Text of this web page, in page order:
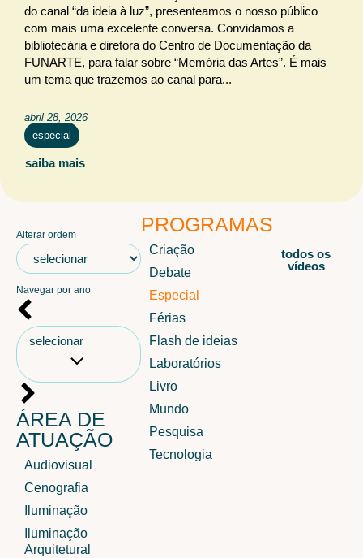
Criação Debate Especial
Férias
Flash de ideias
Laboratórios Livro
Mundo
Pesquisa
Tecnologia
do canal “da ideia à luz”, presenteamos o nosso público
com mais uma excelente conversa. Convidamos a
bibliotecária e diretora do Centro de Documentação da
FUNARTE, para falar sobre “Memória das Artes”. É mais
um tema que trazemos ao canal para...
abril 28, 2026
especial
saiba mais
Alterar ordem
Navegar por ano
selecionar
ÁREA DE
ATUAÇÃO
Audiovisual
Cenografia
Iluminação
Iluminação
Arquitetural
PROGRAMAS
Criação
Debate
Especial
Férias
Flash de ideias
Laboratórios
Livro
Mundo
Pesquisa
Tecnologia
todos os
vídeos